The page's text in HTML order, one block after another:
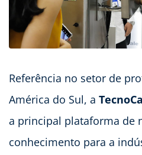
Referência no setor de
América do Sul, a
a principal plataforma de
conhecimento para a